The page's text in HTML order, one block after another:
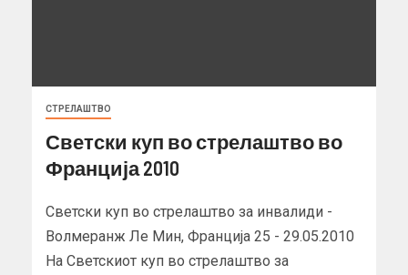
СТРЕЛАШТВО
Светски куп во стрелаштво во
Франција 2010
Светски куп во стрелаштво за инвалиди -
Волмеранж Ле Мин, Франција 25 - 29.05.2010
На Светскиот куп во стрелаштво за